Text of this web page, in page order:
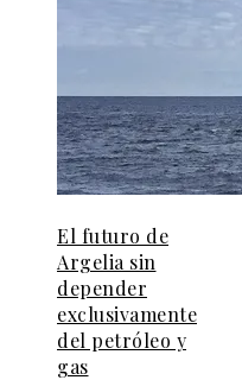
El futuro de
Argelia sin
depender
exclusivamente
del petróleo y
gas